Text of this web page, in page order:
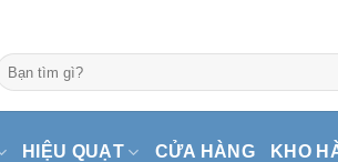
HIỆU QUẠT CỬA HÀNG KHO